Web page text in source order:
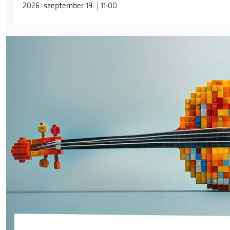
2026. szeptember 19. | 11:00